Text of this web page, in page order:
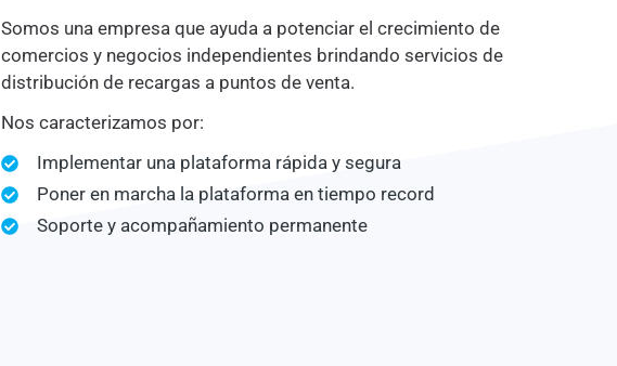
Somos una empresa que ayuda a potenciar el crecimiento de
comercios y negocios independientes brindando servicios de
distribución de recargas a puntos de venta.
Nos caracterizamos por:
Implementar una plataforma rápida y segura
Poner en marcha la plataforma en tiempo record
Soporte y acompañamiento permanente